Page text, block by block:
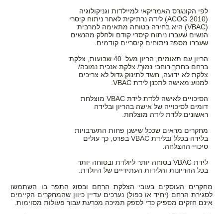
לפי הקונגרס האמריקאי למיילדות וגניקולוגיה
(ACOG 2010) לידה נרתיקית לאחר ניתוח קיסרי
(VBAC) היא בחירה בטוחה מתאימה למרבית
הנשים שעברו ניתוח קיסרי קודם ולחלק מהנשים
שעברו מספר ניתוחים קיסריים קודמים.
הריון עם תאומים, הריון מעל 40 שבועות, צלקת
ברחם בחתך רוחבי נמוך/ צלקת אנכית נמוכה/
צלקת לא ידועה, חשד לתינוק גדול לא צריכים
למנוע מאישה לתכנן לידת VBAC.
הסיכויים לאישה ללדת לידת VBAC מוצלחת
דומים לסיכוייה של אישה בהריון ובלידה
ראשונים ללדת לידה מוצלחת.
מחקרים מראים שככל שישנן פחות התערבויות
בלידה בכלל ובלידת VBAC בפרט, כך עולים
סיכויי ההצלחה.
לידת VBAC בטוחה יותר ליולדת ובטוחה יותר
בכל ההריונות והלידות העתידיים של היולדת.
מחקרים העוסקים בעובי הצלקת הרחם ובסוג התפר בו השתמשו
לסגירת הרחם (יחיד או כפול) נערכים עדיין כיוון שהמחקרים הקיימים
אינם חזקים מספיק כדי לספק תמיכה מכרעת עבור פעולות מסוימות.